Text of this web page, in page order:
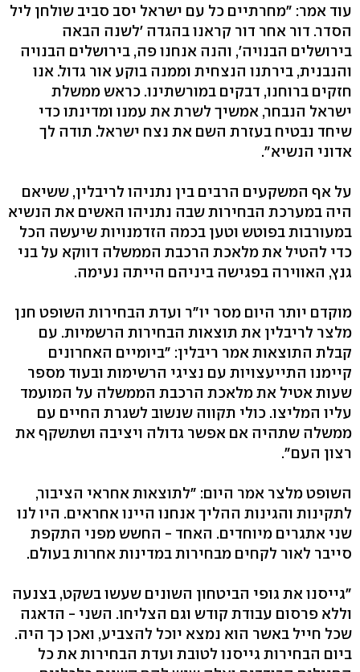
עוד אמר: "מחרתיים כל עם ישראל יסב סביב שולחן ליל
הסדר. דור אחר דור קראנו בהגדה 'לשנה הבאה
בירושלים הבנויה', והנה אנחנו פה, בירושלים הבנויה
והנבנית, בירתנו הנצחית וממנה בוקע אור גדול. אנו
חזקים ברוחנו, דבקים במורשתינו. כראש ממשלת
ישראל הנבחר, אמשיך לשרת את עמנו ומדינתו כדי
שיחד נבטיח בעזרת השם את נצח ישראל. תודה לך
אדוני הנשיא".
על אף המשקעים הרבים בין נתניהו לריבלין, ששיאם
היה במערכת הבחירות שבה נתניהו האשים את הנשיא
במעורבות בפוטש וטען בכמה הזדמנויות שיעשה הכל
כדי להטיל את מלאכת הרכבת הממשלה דווקא על בני
גנץ, האווירה בפגישה ביניהם הייתה נעימה.
מוקדם יותר היום מסר יו"ר ועדת הבחירות השופט חנן
מלצר לריבלין את תוצאות הבחירות הרשמיות. עם
קבלת התוצאות אמר ריבלין: "ביומיים האחרונים
קיימנו התייעצויות עם נציגי הרשימות ובעוד מספר
שעות אטיל את מלאכת הרכבת הממשלה על המועמד
עליו המליצו. כולי תקווה שנשוב לשגרת החיים עם
ממשלה שתהיה אם אפשר גדולה ויציבה ושתשקף את
רצון העם".
השופט מלצר אמר היום: "לתוצאות אחראי הציבור,
לתקינות והגינות ההליך אנחנו היינו אחראים. היו לנו
שני אתגרים מיוחדים. האחד - החשש מפני התקפת
סייבר לאור לקחים מבחירות במדינות אחרות בעולם.
"גייסנו את גופי הביטחון השונים שעשו בשקט, בצנעה
וללא פרסום עבודת קודש וגם הצליחו. השני - הדאגה
שכל חייל באשר הוא נמצא יוכל להצביע, ואכן כך היה.
ביום הבחירות גייסנו לטובת ועדת הבחירות את כל